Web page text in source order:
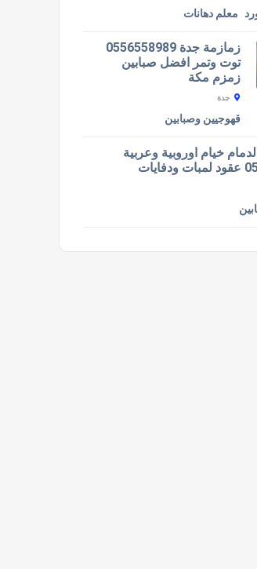
معلم دهانات
زمازمة جدة 0556558989
توت وتمر افضل صبابين
زمزم مكة
جدة
قهوجيين وصبابين
خيام اوروبية وعربية